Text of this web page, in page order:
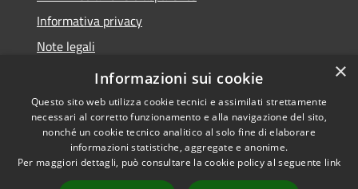
Informativa privacy
Note legali
Dichiarazione di accessibilità
Accessibilità
Copyright © 2026 • Comune di
Antegnate • Powered by
×
Informazioni sui cookie
Questo sito web utilizza cookie tecnici e assimilati strettamente
necessari al corretto funzionamento e alla navigazione del sito,
nonché un cookie tecnico analitico al solo fine di elaborare
informazioni statistiche, aggregate e anonime.
Per maggiori dettagli, può consultare la cookie policy al seguente link